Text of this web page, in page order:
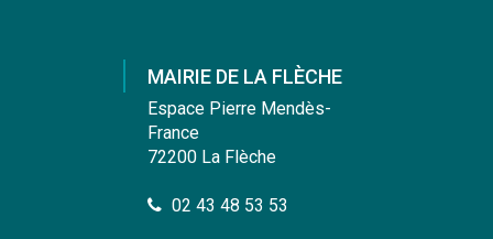
comptecomptecompte
chaîne
MAIRIE DE LA FLÈCHE
Espace Pierre Mendès-
France
72200 La Flèche
02 43 48 53 53